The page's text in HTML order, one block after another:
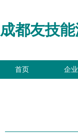
成都友技
首页 企